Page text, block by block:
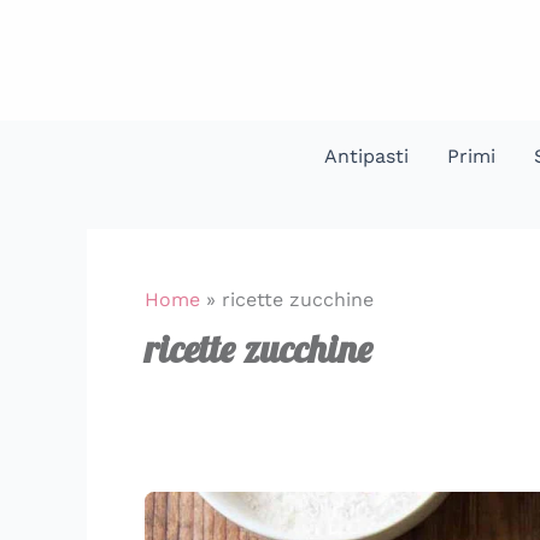
Antipasti Primi
Home » ricette zucchine
ricette zucchine
10